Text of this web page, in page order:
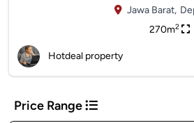
Jawa Barat,
270m2
Hotdeal property
Price Range